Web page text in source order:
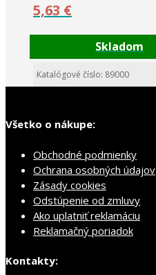
5,63 €
Skladom
Katalógové číslo: 89000
Všetko o nákupe:
Obchodné podmienky
Ochrana osobných údajov
Zásady cookies
Odstúpenie od zmluvy
Ako uplatniť reklamáciu
Reklamačný poriadok
Kontakty: